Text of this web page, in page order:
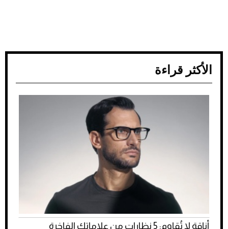
الأكثر قراءة
أناقة لا تُقاوم: 5 نظارات من علاماتك الفاخرة